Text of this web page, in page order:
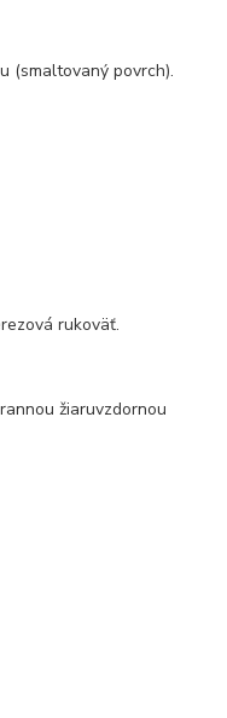
(smaltovaný povrch).
rukoväť.
žiaruvzdornou